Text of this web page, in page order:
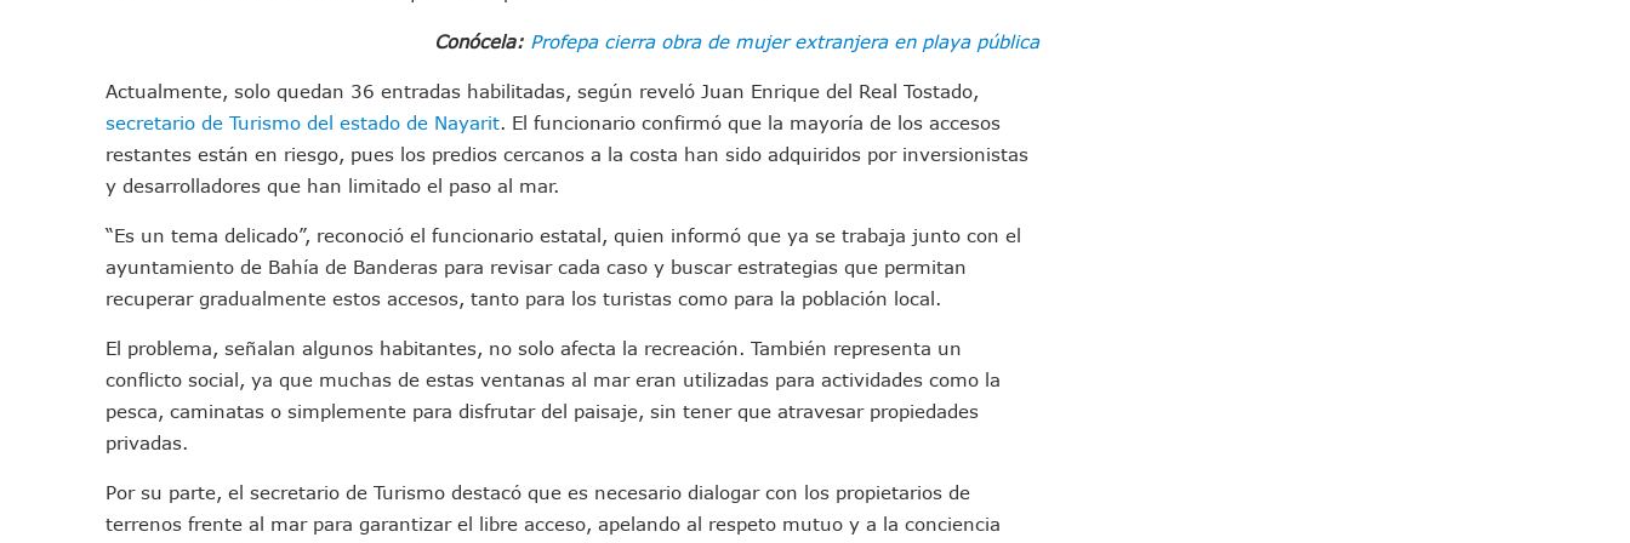
Hallazgo De Yareli Colmenares Tovar Eleva A 4 Cuerpos Encontrados En El Río
Regresa A Puerto Vallarta La Premiación Nacional De La Liga Premier FMF
Ra Aguilar Acompaña A Cientos De Familias En Las Paseadas De Las Palmas 2026
Oleaje Y Riesgo Por Cocodrilos Mantienen Restricciones En Playas De Puerto Vallarta
“Kato” Supera El Abandono Y Comienza Una Nueva Vida Con Una Familia
México Necesitaba 600 Mil Empleos; Solo Generó 262 Mil En Seis Meses: Coparmex
Poderoso Terremoto Destruye Edificios Y Puentes En Japón (VIDEOS)
Munguía Es El Sexto Mejor Alcalde De Jalisco, Según Statistical Research Corporation
Colectivos Piden A Lemus Más Ministerios Públicos Para Puerto Vallarta
Avenida Federación En Puerto Vallarta Registra 80% De Avance En Su Construcción
Caída De “El Mencho” Elevó Percepción De Inseguridad En Puerto Vallarta
Morenistas Imparten Taller En Puerto Vallarta
CEDHJ Señala Violaciones A Derechos De Víctima De Abuso Sexual En Preescolar
Conócela: Profepa cierra obra de mujer extranjera en playa pública
Actualmente, solo quedan 36 entradas habilitadas, según reveló Juan Enrique del Real Tostado,
secretario de Turismo del estado de Nayarit. El funcionario confirmó que la mayoría de los accesos
restantes están en riesgo, pues los predios cercanos a la costa han sido adquiridos por inversionistas
y desarrolladores que han limitado el paso al mar.
“Es un tema delicado”, reconoció el funcionario estatal, quien informó que ya se trabaja junto con el
ayuntamiento de Bahía de Banderas para revisar cada caso y buscar estrategias que permitan
recuperar gradualmente estos accesos, tanto para los turistas como para la población local.
El problema, señalan algunos habitantes, no solo afecta la recreación. También representa un
conflicto social, ya que muchas de estas ventanas al mar eran utilizadas para actividades como la
pesca, caminatas o simplemente para disfrutar del paisaje, sin tener que atravesar propiedades
privadas.
Por su parte, el secretario de Turismo destacó que es necesario dialogar con los propietarios de
terrenos frente al mar para garantizar el libre acceso, apelando al respeto mutuo y a la conciencia